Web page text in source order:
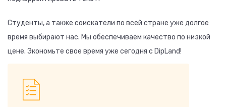
Студенты, а также соискатели по всей стране уже долгое
время выбирают нас. Мы обеспечиваем качество по низкой
цене. Экономьте свое время уже сегодня с DipLand!